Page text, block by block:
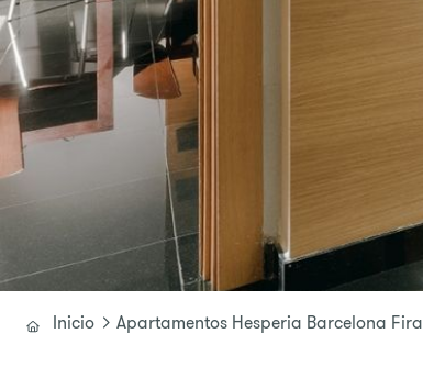
Inicio Apartamentos Hesperia Barcelona Fira